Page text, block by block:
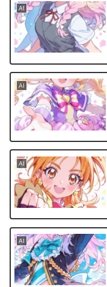
AI
AI
AI
AI